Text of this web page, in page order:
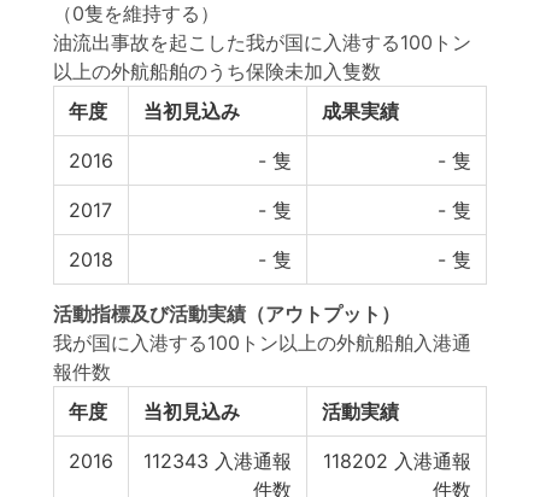
（0隻を維持する）
油流出事故を起こした我が国に入港する100トン
以上の外航船舶のうち保険未加入隻数
年度
当初見込み 成果実績
2016 - 隻 - 隻
2017 - 隻 - 隻
2018 - 隻 - 隻
活動指標及び活動実績 （アウトプット）
我が国に入港する100トン以上の外航船舶入港通
報件数
年度
当初見込み 活動実績
2016 112343 入港通報
件数
118202 入港通報
件数